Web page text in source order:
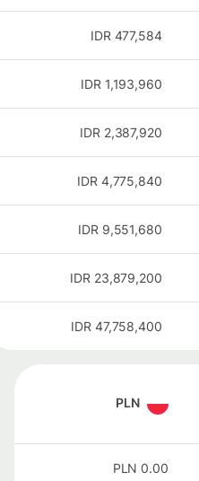
477,584
IDR
1,193,960
IDR
2,387,920
IDR
4,775,840
IDR
9,551,680
IDR
23,879,200
IDR
47,758,400
IDR
PLN
0.00
PLN